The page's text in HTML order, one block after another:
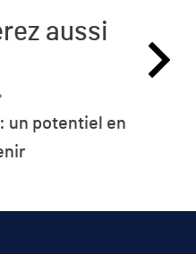
aussi
un potentiel en